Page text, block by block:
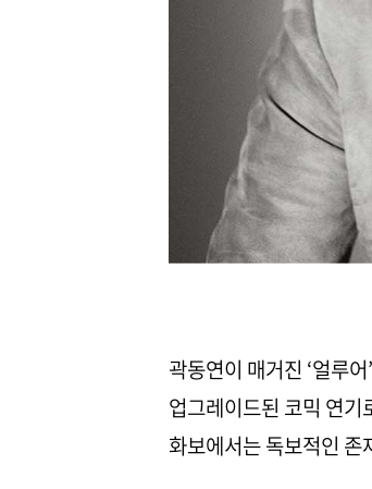
곽동연이 매거진 ‘얼루
업그레이드된 코믹 연기
화보에서는 독보적인 존